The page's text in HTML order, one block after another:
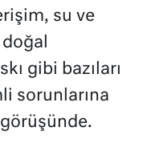
su ve
gibi bazıları
sorunlarına